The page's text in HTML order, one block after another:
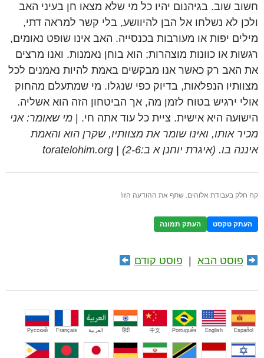
חשוב שוב. בגיהנום יהיו כל מי שלא מצאו חן בעיני האב
ולכן לא נשלחו אל הבן להיוושע, בלי קשר למראה דתי,
מילים יפות או מעורבות בכנסייה. האב אינו שופט נאומים,
רגשות או כוונות מוצהרות; הוא בוחן נאמנות. ואנו מרצים
את האב רק כאשר אנו מבקשים באמת להיות נאמנים לכל
מצוותיו הנפלאות, בדיוק כפי שנגלו. מי שמתעלם מהחוק
אולי ירגיש בטוח לזמן מה, אך הביטחון הזה הוא אשליה.
הישועה היא אישית. ציית כל עוד אתה חי. | מי שאומר: אני
מכיר אותו, ואינו שומר את מצוותיו, שקרן הוא והאמת
איננה בו. (איגרת יוחנן א ב:2-6) | toratelohim.org
קח חלק בעבודת אלוהים. שתף את ההודעה הזו!
העתק טקסט העתק תמונה
פוסט הבא פוסט קודם
Español
English
Português
中文
हिंदी العربية Français
Русский